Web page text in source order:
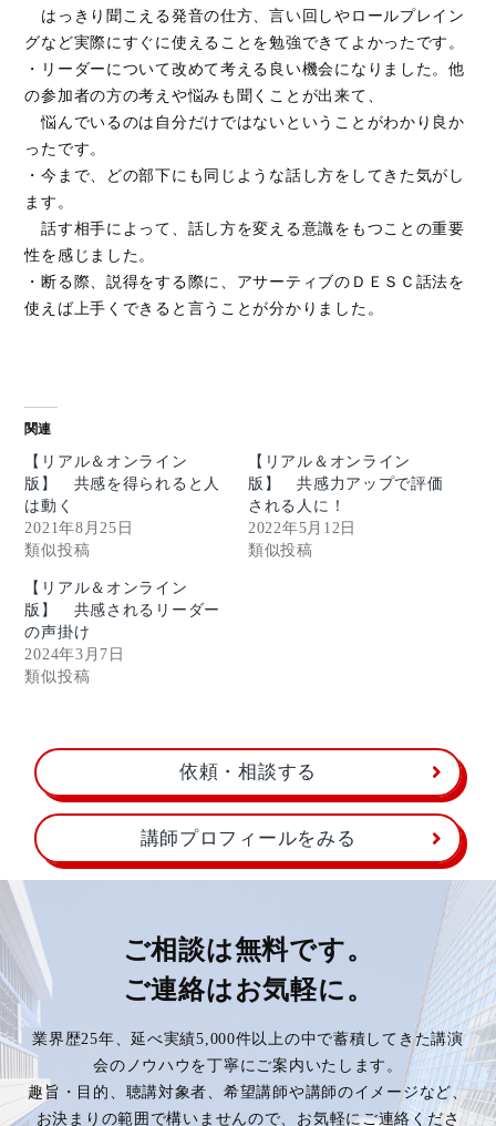
はっきり聞こえる発音の仕方、言い回しやロールプレイン
グなど実際にすぐに使えることを勉強できてよかったです。
・リーダーについて改めて考える良い機会になりました。他
の参加者の方の考えや悩みも聞くことが出来て、
悩んでいるのは自分だけではないということがわかり良か
ったです。
・今まで、どの部下にも同じような話し方をしてきた気がし
ます。
話す相手によって、話し方を変える意識をもつことの重要
性を感じました。
・断る際、説得をする際に、アサーティブのＤＥＳＣ話法を
使えば上手くできると言うことが分かりました。
関連
【リアル＆オンライン
版】 共感を得られると人
は動く
2021年8月25日
類似投稿
【リアル＆オンライン
版】 共感力アップで評価
される人に！
2022年5月12日
類似投稿
【リアル＆オンライン
版】 共感されるリーダー
の声掛け
2024年3月7日
類似投稿
依頼・相談する
講師プロフィールをみる
ご相談は無料です。
ご連絡はお気軽に。
業界歴25年、延べ実績5,000件以上の中で蓄積してきた講演
会のノウハウを丁寧にご案内いたします。
趣旨・目的、聴講対象者、希望講師や講師のイメージなど、
お決まりの範囲で構いませんので、お気軽にご連絡くださ